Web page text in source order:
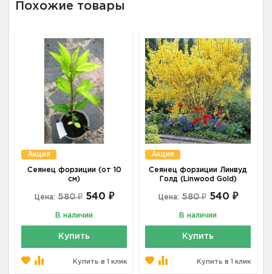
Похожие товары
Акция
Сеянец форзиции (от 10
см)
Цена: 580 ₽ 540 ₽
В наличии
Купить
Купить в 1 клик
Акция
Сеянец форзиции Линвуд
Голд (Linwood Gold)
Цена: 580 ₽ 540 ₽
В наличии
Купить
Купить в 1 клик